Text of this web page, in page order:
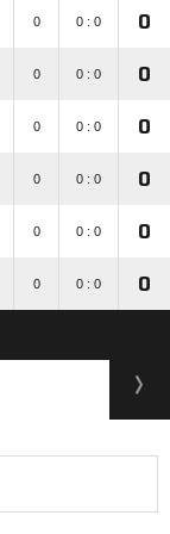
0 0 : 0 0
0 0 : 0 0
0 0 : 0 0
0 0 : 0 0
0 0 : 0 0
0 0 : 0 0